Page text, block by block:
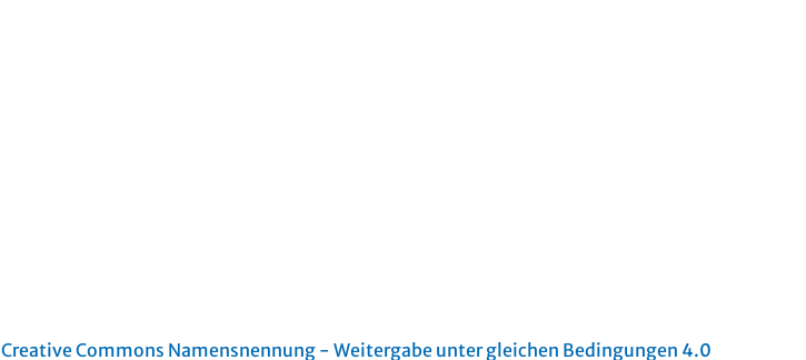
Creative Commons Namensnennung - Weitergabe unter gleichen Bedingungen 4.0